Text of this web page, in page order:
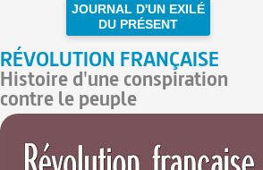
JOURNAL D'UN EXILÉ
DU PRÉSENT
RÉVOLUTION FRANÇAISE
Histoire d'une conspiration
contre le peuple